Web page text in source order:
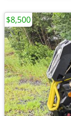
$8,500